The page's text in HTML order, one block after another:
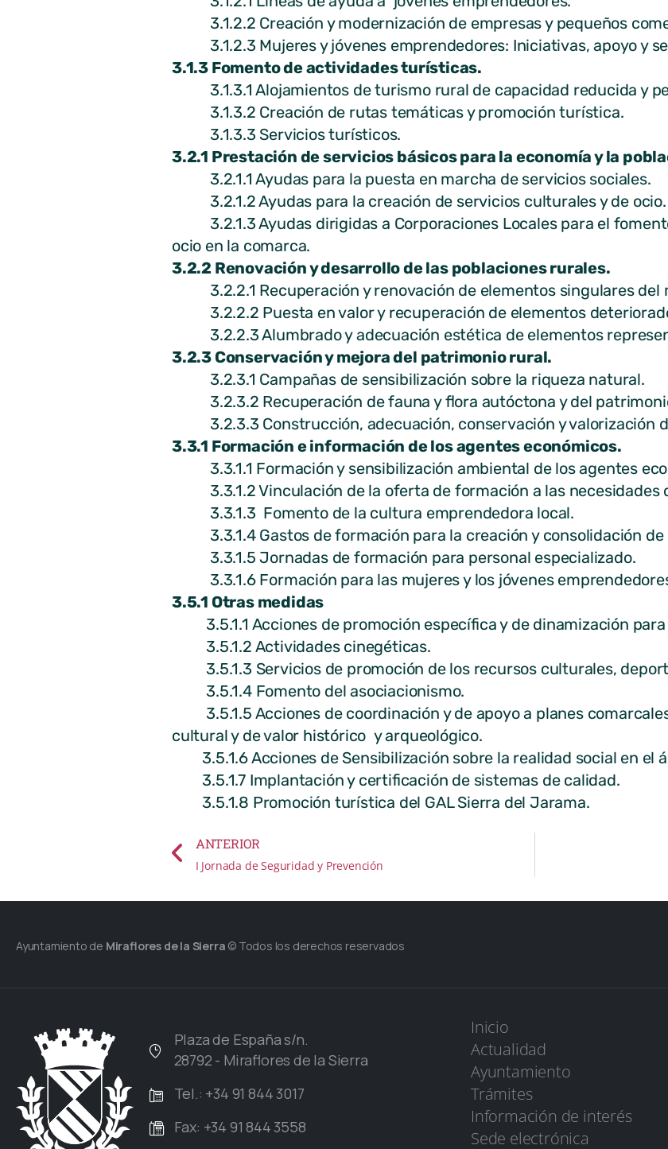
3.1.2.2 Creación y modernización de empresas y pequeños
3.1.2.3 Mujeres y jóvenes emprendedores: Iniciativas, apoyo y
3.1.3 Fomento de actividades turísticas.
3.1.3.1 Alojamientos de turismo rural de capacidad reducida y
3.1.3.2 Creación de rutas temáticas y promoción turística.
3.1.3.3 Servicios turísticos.
3.2.1 Prestación de servicios básicos para la economía y la
3.2.1.1 Ayudas para la puesta en marcha de servicios sociales.
3.2.1.2 Ayudas para la creación de servicios culturales y de ocio.
3.2.1.3 Ayudas dirigidas a Corporaciones Locales para el
ocio en la comarca.
3.2.2 Renovación y desarrollo de las poblaciones rurales.
3.2.2.1 Recuperación y renovación de elementos singulares del
3.2.2.2 Puesta en valor y recuperación de elementos
3.2.2.3 Alumbrado y adecuación estética de elementos
3.2.3 Conservación y mejora del patrimonio rural.
3.2.3.1 Campañas de sensibilización sobre la riqueza natural.
3.2.3.2 Recuperación de fauna y flora autóctona y del
3.2.3.3 Construcción, adecuación, conservación y valorización
3.3.1 Formación e información de los agentes económicos.
3.3.1.1 Formación y sensibilización ambiental de los agentes
3.3.1.2 Vinculación de la oferta de formación a las necesidades
3.3.1.3 Fomento de la cultura emprendedora local.
3.3.1.4 Gastos de formación para la creación y consolidación de
3.3.1.5 Jornadas de formación para personal especializado.
3.3.1.6 Formación para las mujeres y los jóvenes
3.5.1 Otras medidas
3.5.1.1 Acciones de promoción específica y de dinamización para
3.5.1.2 Actividades cinegéticas.
3.5.1.3 Servicios de promoción de los recursos culturales,
3.5.1.4 Fomento del asociacionismo.
3.5.1.5 Acciones de coordinación y de apoyo a planes
cultural y de valor histórico y arqueológico.
3.5.1.6 Acciones de Sensibilización sobre la realidad social en el
3.5.1.7 Implantación y certificación de sistemas de calidad.
3.5.1.8 Promoción turística del GAL Sierra del Jarama.
ANTERIOR
I Jornada de Seguridad y Prevención
Ayuntamiento de Miraflores de la Sierra © Todos los derechos reservados
Plaza de España s/n.
28792 - Miraflores de la Sierra
Tel.: +34 91 844 3017
Fax: +34 91 844 3558
Inicio
Actualidad
Ayuntamiento
Trámites
Información de interés
Sede electrónica